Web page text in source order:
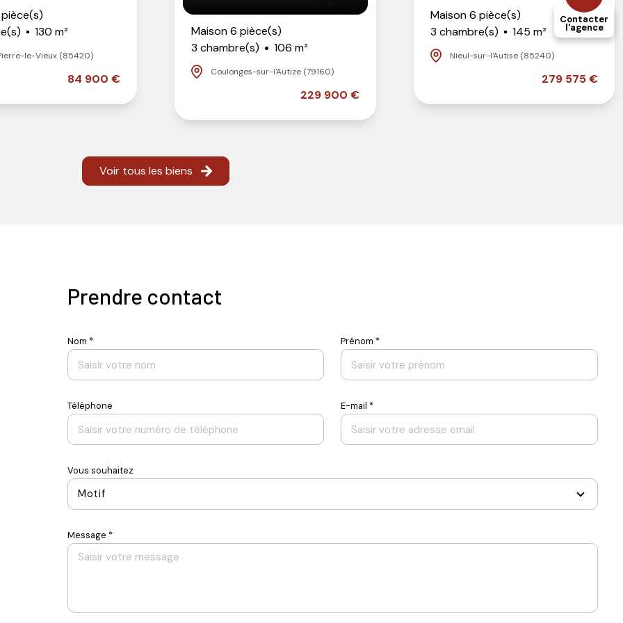
130 m²
le-Vieux (85420)
84 900 €
Maison 6 pièce(s)
3 chambre(s)
106 m²
Coulonges-sur-l'Autize (79160)
229 900 €
Maison 6 pièce(s)
3 chambre(s)
145 m²
Nieul-sur-l'Autise (85240)
279 575 €
Voir tous les biens
Contacter
l'agence
Prendre contact
Nom * Prénom *
Téléphone E-mail *
Vous souhaitez
Motif
Message *